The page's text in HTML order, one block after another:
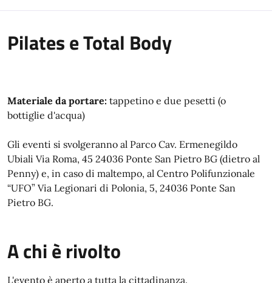
Pilates e Total Body
Materiale da portare: tappetino e due pesetti (o
bottiglie d'acqua)
Gli eventi si svolgeranno al Parco Cav. Ermenegildo
Ubiali Via Roma, 45 24036 Ponte San Pietro BG (dietro al
Penny) e, in caso di maltempo, al Centro Polifunzionale
“UFO” Via Legionari di Polonia, 5, 24036 Ponte San
Pietro BG.
A chi è rivolto
L'evento è aperto a tutta la cittadinanza.